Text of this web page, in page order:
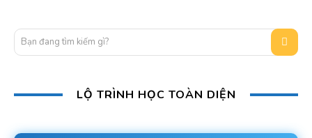
Bạn đang tìm kiếm gì?
LỘ TRÌNH HỌC TOÀN DIỆN